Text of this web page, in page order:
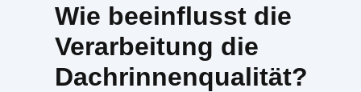
Wie beeinflusst die
Verarbeitung die
Dachrinnenqualität?